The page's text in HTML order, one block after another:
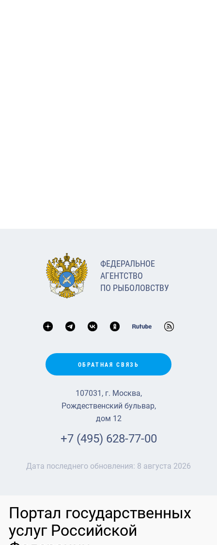
ФЕДЕРАЛЬНОЕ
АГЕНТСТВО
ПО РЫБОЛОВСТВУ
ОБРАТНАЯ СВЯЗЬ
107031, г. Москва,
Рождественский бульвар,
дом 12
+7 (495) 628-77-00
Дата последнего обновления: 8 августа 2026
Портал государственных
услуг Российской